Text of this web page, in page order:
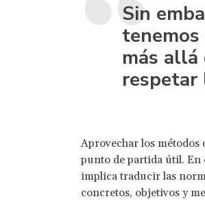
Sin
más allá
respetar
Aprovechar los métodos
punto de partida útil. En
implica traducir las
concretos, objetivos y